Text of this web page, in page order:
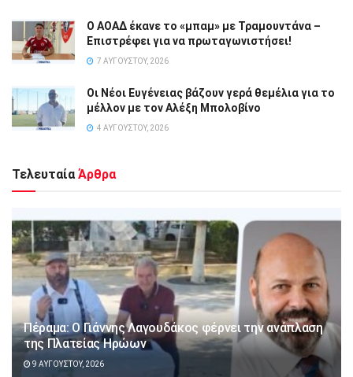
Ο ΑΟΑΔ έκανε το «μπαμ» με Τραμουντάνα –
Επιστρέφει για να πρωταγωνιστήσει!
7 ΑΥΓΟΎΣΤΟΥ, 2026
Οι Νέοι Ευγένειας βάζουν γερά θεμέλια για το
μέλλον με τον Αλέξη Μπολοβίνο
4 ΑΥΓΟΎΣΤΟΥ, 2026
Τελευταία Άρθρα
Πέραμα: Ο Γιάννης Λαγουδάκος φέρνει την ανάπλαση
της Πλατείας Ηρώων
9 ΑΥΓΟΎΣΤΟΥ, 2026